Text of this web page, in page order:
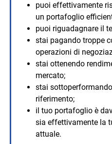
puoi effettivamente
un portafoglio
puoi riguadagnare il
stai pagando troppe
operazioni di
stai ottenendo
mercato;
stai
riferimento;
il tuo portafoglio è
sia effettivamente la
attuale.